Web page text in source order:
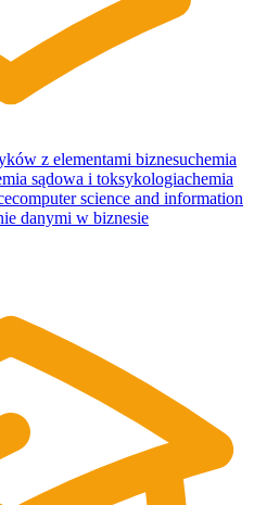
z elementami biznesuchemia
sądowa i toksykologiachemia
computer science and information
danymi w biznesie